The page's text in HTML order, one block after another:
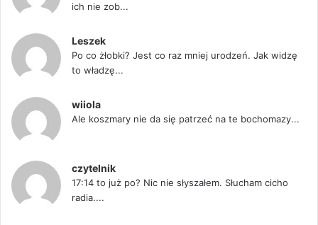
ich nie zob...
Leszek
Po co żłobki? Jest co raz mniej urodzeń. Jak widzę
to władzę...
wiiola
Ale koszmary nie da się patrzeć na te bochomazy...
czytelnik
17:14 to już po? Nic nie słyszałem. Słucham cicho
radia....